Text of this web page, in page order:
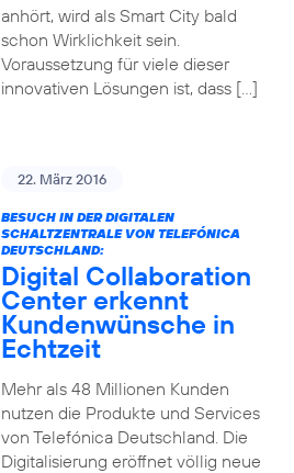
anhört, wird als Smart City bald
schon Wirklichkeit sein.
Voraussetzung für viele dieser
innovativen Lösungen ist, dass […]
22. März 2016
BESUCH IN DER DIGITALEN
SCHALTZENTRALE VON TELEFÓNICA
DEUTSCHLAND:
Digital Collaboration
Center erkennt
Kundenwünsche in
Echtzeit
Mehr als 48 Millionen Kunden
nutzen die Produkte und Services
von Telefónica Deutschland. Die
Digitalisierung eröffnet völlig neue